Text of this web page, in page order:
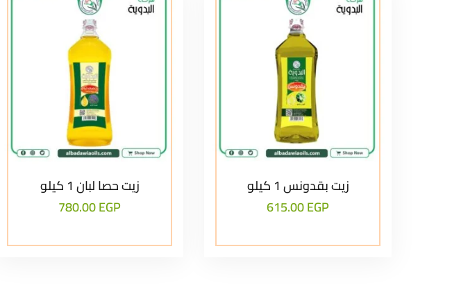
زيت بقدونس 1 كيلو
615.00EGP
زيت حصا لبان 1 كيلو
780.00EGP